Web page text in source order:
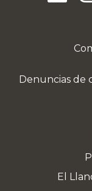
Denuncias de
El